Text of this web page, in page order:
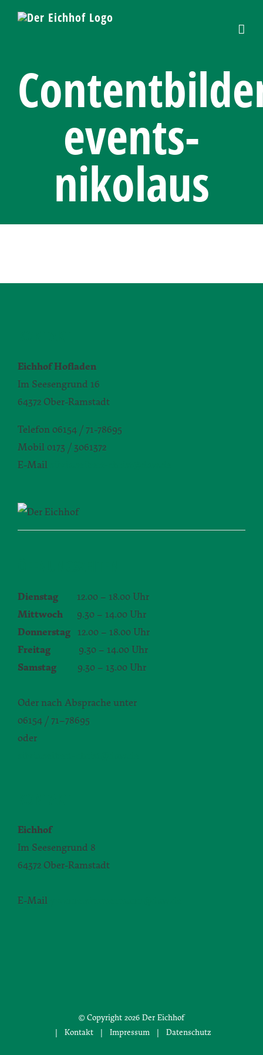
Skip
events-
nikolaus
Eichhof Hofladen
Im Seesengrund 16
64372 Ober-Ramstadt
Telefon 06154 / 71-78695
Mobil 0173 / 3061372
E-Mail
Dienstag 12.00 – 18.00 Uhr
Mittwoch 9.30 – 14.00 Uhr
Donnerstag 12.00 – 18.00 Uhr
Freitag 9.30 – 14.00 Uhr
Samstag 9.30 – 13.00 Uhr
Oder nach Absprache unter
06154 / 71–78695
oder
Eichhof
Im Seesengrund 8
64372 Ober-Ramstadt
E-Mail
© Copyright2026 Der Eichhof
| Kontakt| Impressum| Datenschutz